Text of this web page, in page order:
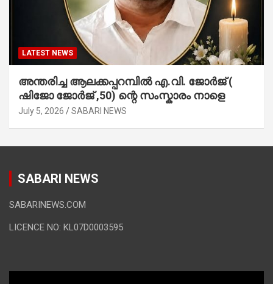
LATEST NEWS
അന്തരിച്ച ആ​ല​ക്ക​പ്പ​റമ്പിൽ​ എ.​വി. ജോ​ർ​ജ് (
ഷിജോ ജോർജ് ,50) ന്റെ സംസ്കാരം നാളെ
July 5, 2026 SABARI NEWS
SABARI NEWS
SABARINEWS.COM
LICENCE NO: KL07D0003595